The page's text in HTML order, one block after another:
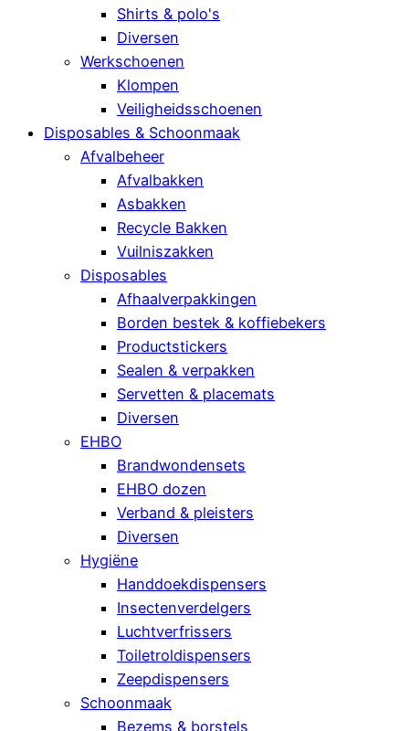
Shirts & polo's
Diversen
Werkschoenen
Klompen
Veiligheidsschoenen
Disposables & Schoonmaak
Afvalbeheer
Afvalbakken
Asbakken
Recycle Bakken
Vuilniszakken
Disposables
Afhaalverpakkingen
Borden bestek & koffiebekers
Productstickers
Sealen & verpakken
Servetten & placemats
Diversen
EHBO
Brandwondensets
EHBO dozen
Verband & pleisters
Diversen
Hygiëne
Handdoekdispensers
Insectenverdelgers
Luchtverfrissers
Toiletroldispensers
Zeepdispensers
Schoonmaak
Bezems & borstels